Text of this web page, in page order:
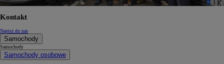
Kontakt
Napisz do nas
Samochody
Samochody
Samochody osobowe